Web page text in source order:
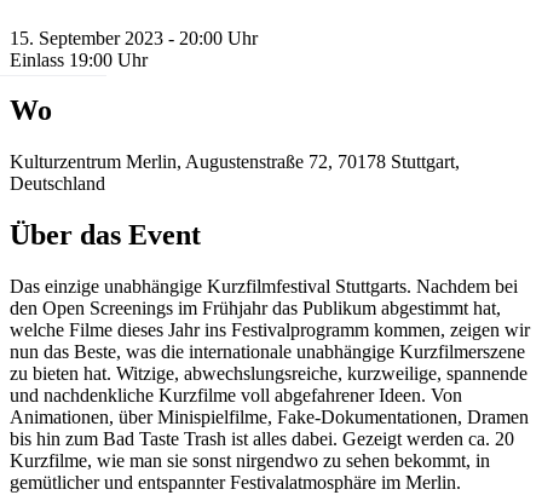
15. September 2023 - 20:00 Uhr
Einlass 19:00 Uhr
Wo
Kulturzentrum Merlin, Augustenstraße 72, 70178 Stuttgart,
Deutschland
Über das Event
Das einzige unabhängige Kurzfilmfestival Stuttgarts. Nachdem bei
den Open Screenings im Frühjahr das Publikum abgestimmt hat,
welche Filme dieses Jahr ins Festivalprogramm kommen, zeigen wir
nun das Beste, was die internationale unabhängige Kurzfilmerszene
zu bieten hat. Witzige, abwechslungsreiche, kurzweilige, spannende
und nachdenkliche Kurzfilme voll abgefahrener Ideen. Von
Animationen, über Minispielfilme, Fake-Dokumentationen, Dramen
bis hin zum Bad Taste Trash ist alles dabei. Gezeigt werden ca. 20
Kurzfilme, wie man sie sonst nirgendwo zu sehen bekommt, in
gemütlicher und entspannter Festivalatmosphäre im Merlin.